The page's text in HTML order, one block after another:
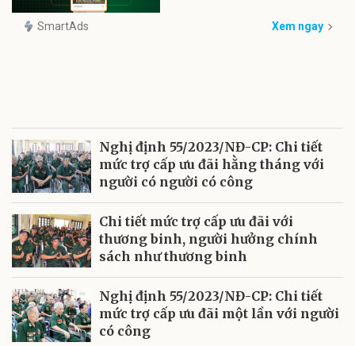
SmartAds Xem ngay
Nghị định 55/2023/NĐ-CP: Chi tiết
mức trợ cấp ưu đãi hằng tháng với
người có người có công
Chi tiết mức trợ cấp ưu đãi với
thương binh, người hưởng chính
sách như thương binh
Nghị định 55/2023/NĐ-CP: Chi tiết
mức trợ cấp ưu đãi một lần với người
có công